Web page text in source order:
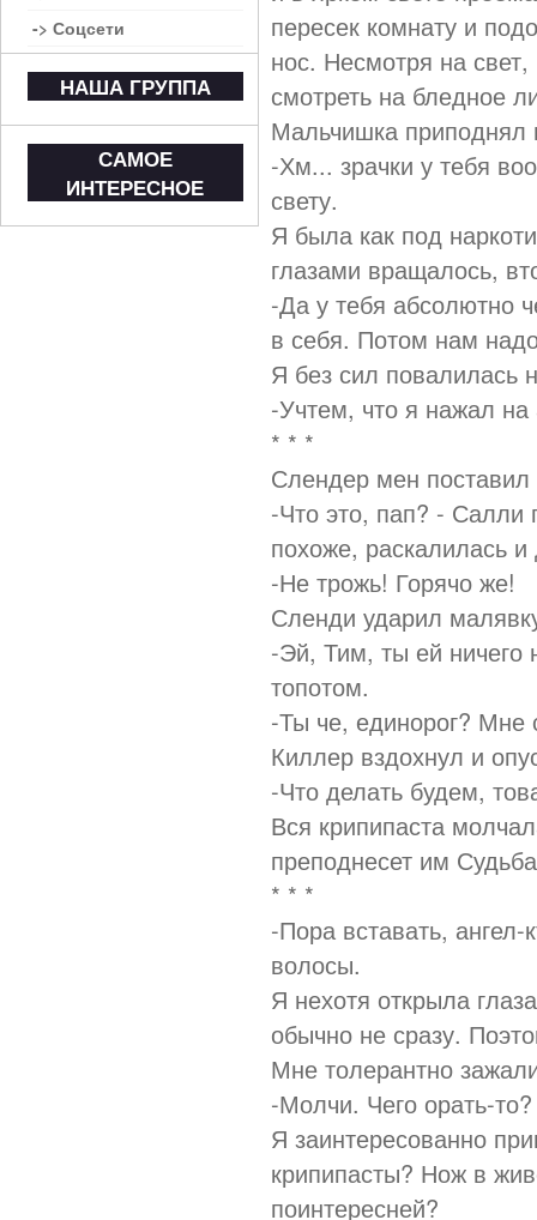
пересек комнату и
нос. Несмотря на
смотреть на бледное
Мальчишка приподнял
-Хм... зрачки у тебя
свету.
Я была как под
глазами вращалось,
-Да у тебя абсолютно
в себя. Потом нам
Я без сил повалилась
-Учтем, что я нажал
* * *
Слендер мен
-Что это, пап? - Салли
похоже, раскалилась
-Не трожь! Горячо же!
Сленди ударил
-Эй, Тим, ты ей
топотом.
-Ты че, единорог? Мне
Киллер вздохнул и
-Что делать будем,
Вся крипипаста
преподнесет им
* * *
-Пора вставать, ангел-
волосы.
Я нехотя открыла
обычно не сразу.
Мне толерантно
-Молчи. Чего орать-
Я заинтересованно
крипипасты? Нож в
поинтересней?
-> Соцсети
НАША ГРУППА
САМОЕ
ИНТЕРЕСНОЕ